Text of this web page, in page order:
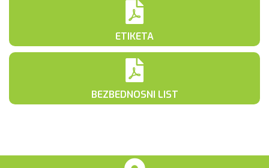
ETIKETA
BEZBEDNOSNI LIST